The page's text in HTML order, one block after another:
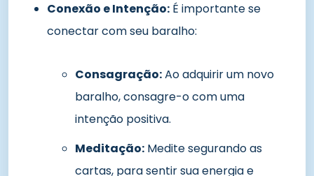
Conexão e Intenção: É importante se
conectar com seu baralho:
Consagração:Ao adquirir um novo
baralho, consagre-o com uma
intenção positiva.
Meditação: Medite segurando as
cartas, para sentir sua energia e